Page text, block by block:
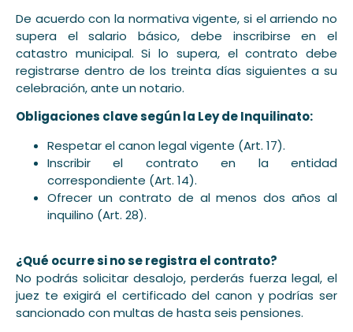
De acuerdo con la normativa vigente, si el arriendo no
supera el salario básico, debe inscribirse en el
catastro municipal. Si lo supera, el contrato debe
registrarse dentro de los treinta días siguientes a su
celebración, ante un notario.
Obligaciones clave según la Ley de Inquilinato:
Respetar el canon legal vigente (Art. 17).
Inscribir el contrato en la entidad
correspondiente (Art. 14).
Ofrecer un contrato de al menos dos años al
inquilino (Art. 28).
¿Qué ocurre si no se registra el contrato?
No podrás solicitar desalojo, perderás fuerza legal, el
juez te exigirá el certificado del canon y podrías ser
sancionado con multas de hasta seis pensiones.